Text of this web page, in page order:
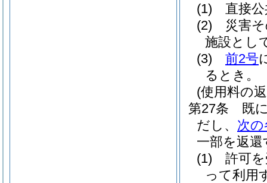
(1)
直接
(2)
災害
施設とし
(3)
前2号
るとき。
(使用料の
第27条
既
だし、 次
一部を返
(1)
許可
って利用